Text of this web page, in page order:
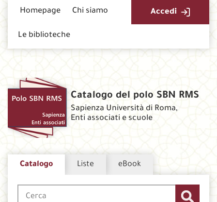
Homepage Chi siamo
Le biblioteche
Accedi
Catalogo del polo SBN RMS
Sapienza Università di Roma,
Enti associati e scuole
Catalogo Liste eBook
CERCA